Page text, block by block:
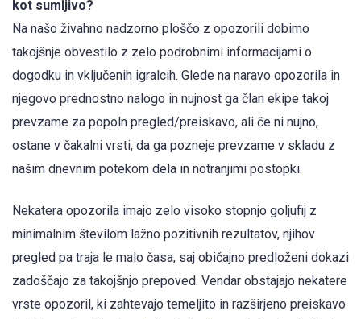
kot sumljivo?
Na našo živahno nadzorno ploščo z opozorili dobimo
takojšnje obvestilo z zelo podrobnimi informacijami o
dogodku in vključenih igralcih. Glede na naravo opozorila in
njegovo prednostno nalogo in nujnost ga član ekipe takoj
prevzame za popoln pregled/preiskavo, ali če ni nujno,
ostane v čakalni vrsti, da ga pozneje prevzame v skladu z
našim dnevnim potekom dela in notranjimi postopki.
Nekatera opozorila imajo zelo visoko stopnjo goljufij z
minimalnim številom lažno pozitivnih rezultatov, njihov
pregled pa traja le malo časa, saj običajno predloženi dokazi
zadoščajo za takojšnjo prepoved. Vendar obstajajo nekatere
vrste opozoril, ki zahtevajo temeljito in razširjeno preiskavo